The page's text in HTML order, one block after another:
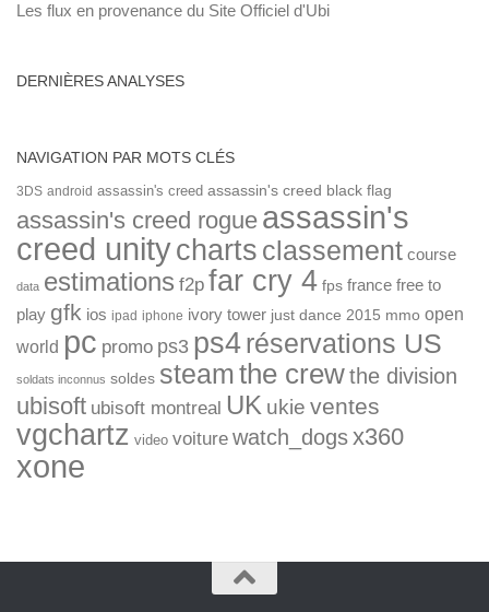
Les flux en provenance du Site Officiel d'Ubi
DERNIÈRES ANALYSES
NAVIGATION PAR MOTS CLÉS
3DS android assassin's creed assassin's creed black flag
assassin's creed rogue assassin's
creed unitycharts classement course
data estimations f2p far cry 4 fps france free to
play gfk ios ipad iphone ivory tower just dance 2015 mmo open
world pc promo ps3 ps4réservations US
soldats inconnus soldes steamthe crewthe division
ubisoft ubisoft montreal UK ukie ventes
vgchartz video voiture watch_dogsx360
xone